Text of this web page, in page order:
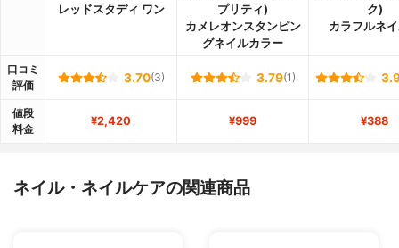
レッドスタディ ワン
プリティ)
カメレオンスタンピン
グネイルカラー
ク)
カラフルネ
口コミ
評価
3.70(3) 3.79(1)
値段
料金
¥2,420 ¥999 ¥388
ネイル・ネイルケアの関連商品